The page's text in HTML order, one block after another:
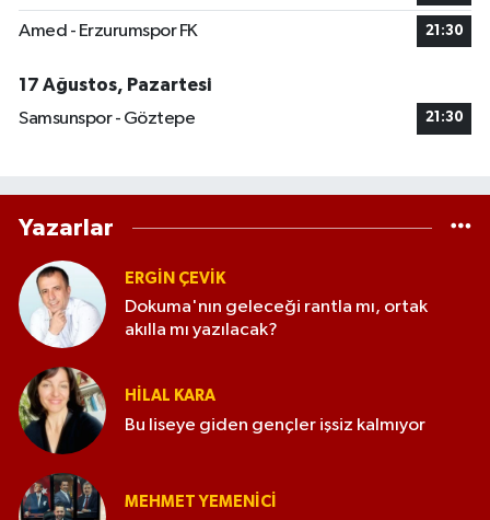
Amed - Erzurumspor FK 21:30
17 Ağustos, Pazartesi
Samsunspor - Göztepe
21:30
Yazarlar
ERGIN ÇEVİK
Dokuma'nın geleceği rantla mı, ortak
akılla mı yazılacak?
HILAL KARA
Bu liseye giden gençler işsiz kalmıyor
MEHMET YEMENICI